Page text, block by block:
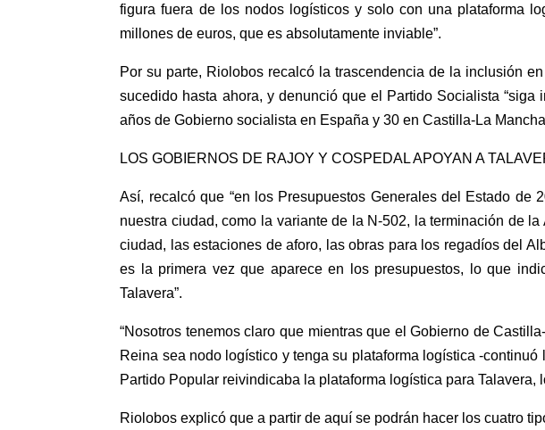
figura fuera de los nodos logísticos y solo con una plataforma
millones de euros, que es absolutamente inviable”.
Por su parte, Riolobos recalcó la trascendencia de la inclusión
sucedido hasta ahora, y denunció que el Partido Socialista
años de Gobierno socialista en España y 30 en Castilla-La
LOS GOBIERNOS DE RAJOY Y COSPEDAL APOYAN A
Así, recalcó que “en los Presupuestos Generales del Estado de
nuestra ciudad, como la variante de la N-502, la terminación de
ciudad, las estaciones de aforo, las obras para los regadíos del
es la primera vez que aparece en los presupuestos, lo que
Talavera”.
“Nosotros tenemos claro que mientras que el Gobierno de
Reina sea nodo logístico y tenga su plataforma logística -
Partido Popular reivindicaba la plataforma logística para
Riolobos explicó que a partir de aquí se podrán hacer los cuatro